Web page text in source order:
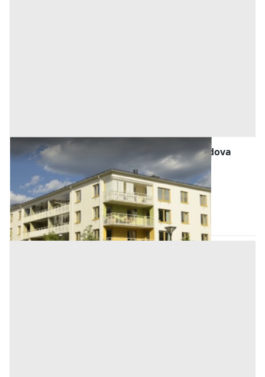
Abitazione di Tipo Economico all'asta a Padova
Ospedaletto Euganeo (Padova)
Offerta minima
21.100 € 28.125 €
Codice asta:AJ7140245
Asta chiusa